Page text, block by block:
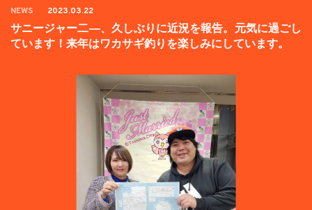
NEWS 2023.03.22
サニージャー二―、久しぶりに近況を報告。元気に過ごし
ています！来年はワカサギ釣りを楽しみにしています。